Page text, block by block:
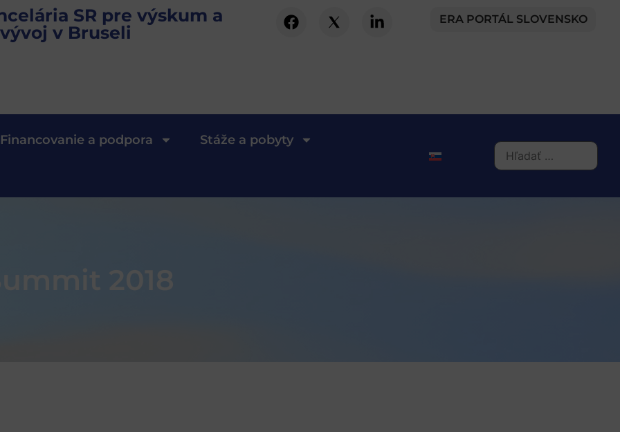
SR pre výskum a
vývoj v Bruseli
ERA PORTÁL SLOVENSKO
Financovanie a podpora Stáže a pobyty